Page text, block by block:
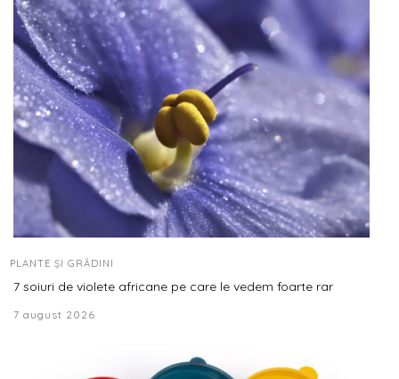
PLANTE ȘI GRĂDINI
7 soiuri de violete africane pe care le vedem foarte rar
7 august 2026